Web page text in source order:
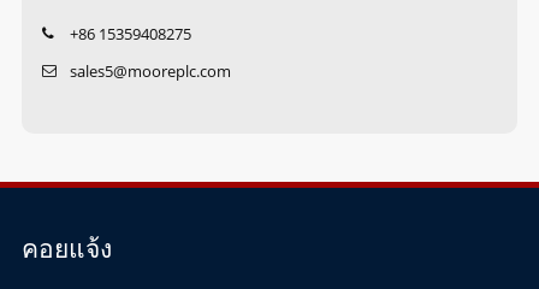
+86 15359408275
sales5@mooreplc.com
คอยแจ้ง